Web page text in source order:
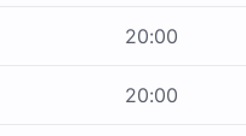
20:00
20:00